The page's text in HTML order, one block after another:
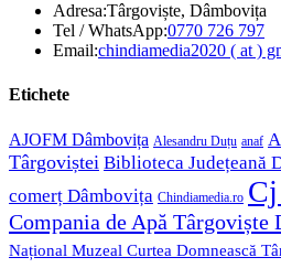
Adresa:Târgoviște, Dâmbovița
Tel / WhatsApp:0770 726 797
in
Email:chindiamedia2020 ( at )
Etichete
AJOFM Dâmbovița Alesandru Duțu anaf
Târgoviștei Biblioteca Județeană
comerț Dâmbovița Chindiamedia.ro
Compania de Apă Târgoviște
Național Muzeal Curtea Domnească